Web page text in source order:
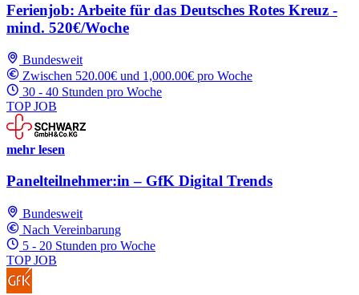
Ferienjob: Arbeite für das Deutsches Rotes Kreuz -
mind. 520€/Woche
Bundesweit
Zwischen 520.00€ und 1,000.00€ pro Woche
30 - 40 Stunden pro Woche
TOP JOB
mehr lesen
Panelteilnehmer:in – GfK Digital Trends
Bundesweit
Nach Vereinbarung
5 - 20 Stunden pro Woche
TOP JOB